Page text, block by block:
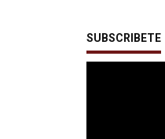
SUBSCRIBETE